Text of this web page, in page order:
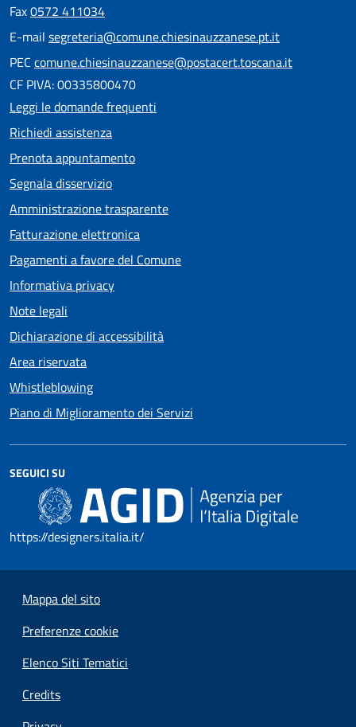
Fax0572 411034
E-mail segreteria@comune.chiesinauzzanese.pt.it
PEC comune.chiesinauzzanese@postacert.toscana.it
CF PIVA: 00335800470
Leggi le domande frequenti
Richiedi assistenza
Prenota appuntamento
Segnala disservizio
Amministrazione trasparente
Fatturazione elettronica
Pagamenti a favore del Comune
Informativa privacy
Note legali
Dichiarazione di accessibilità
Area riservata
Whistleblowing
Piano di Miglioramento dei Servizi
SEGUICI SU
https://designers.italia.it/
Mappa del sito
Preferenze cookie
Elenco Siti Tematici
Credits